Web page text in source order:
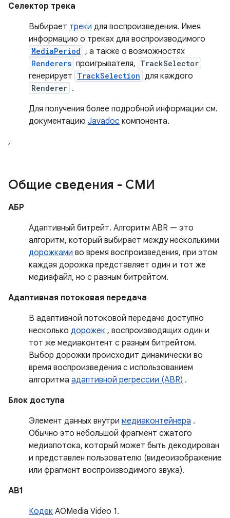
Селектор трека
Выбирает треки для воспроизведения. Имея
информацию о треках для воспроизводимого
MediaPeriod , а также о возможностях
Renderers проигрывателя, TrackSelector
генерирует TrackSelection для каждого
Renderer .
Для получения более подробной информации см.
документацию Javadoc компонента.
,
Общие сведения - СМИ
АБР
Адаптивный битрейт. Алгоритм ABR — это
алгоритм, который выбирает между несколькими
дорожками во время воспроизведения, при этом
каждая дорожка представляет один и тот же
медиафайл, но с разным битрейтом.
Адаптивная потоковая передача
В адаптивной потоковой передаче доступно
несколько дорожек , воспроизводящих один и
тот же медиаконтент с разным битрейтом.
Выбор дорожки происходит динамически во
время воспроизведения с использованием
алгоритма адаптивной регрессии (ABR) .
Блок доступа
Элемент данных внутри медиаконтейнера .
Обычно это небольшой фрагмент сжатого
медиапотока, который может быть декодирован
и представлен пользователю (видеоизображение
или фрагмент воспроизводимого звука).
АВ1
Кодек AOMedia Video 1.